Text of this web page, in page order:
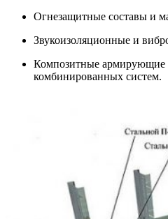
Огнезащитные составы и
Звукоизоляционные и
Композитные армирующие
комбинированных систем.